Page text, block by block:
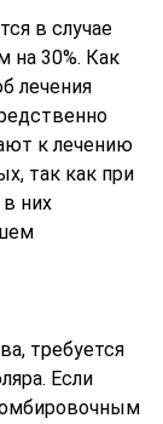
в случае
на 30%. Как
лечения
к лечению
так как при
них
требуется
Если